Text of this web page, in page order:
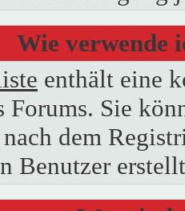
Wie verwende
enthält eine
Forums. Sie
dem
Benutzer